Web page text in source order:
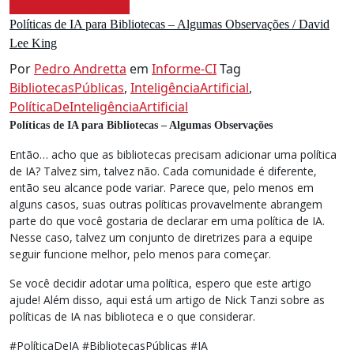
Políticas de IA para Bibliotecas – Algumas Observações / David
Lee King
Por Pedro Andretta em Informe-CITag
BibliotecasPúblicas, InteligênciaArtificial,
PolíticaDeInteligênciaArtificial
Políticas de IA para Bibliotecas – Algumas Observações
Então… acho que as bibliotecas precisam adicionar uma política
de IA? Talvez sim, talvez não. Cada comunidade é diferente,
então seu alcance pode variar. Parece que, pelo menos em
alguns casos, suas outras políticas provavelmente abrangem
parte do que você gostaria de declarar em uma política de IA.
Nesse caso, talvez um conjunto de diretrizes para a equipe
seguir funcione melhor, pelo menos para começar.
Se você decidir adotar uma política, espero que este artigo
ajude! Além disso, aqui está um artigo de Nick Tanzi sobre as
políticas de IA nas biblioteca e o que considerar.
#PolíticaDeIA #BibliotecasPúblicas #IA